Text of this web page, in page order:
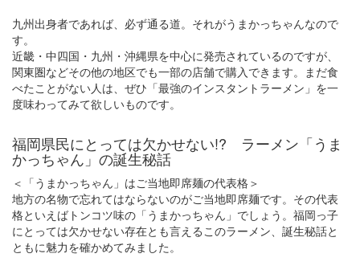
九州出身者であれば、必ず通る道。それがうまかっちゃんなので
す。
近畿・中四国・九州・沖縄県を中心に発売されているのですが、
関東圏などその他の地区でも一部の店舗で購入できます。まだ食
べたことがない人は、ぜひ「最強のインスタントラーメン」を一
度味わってみて欲しいものです。
福岡県民にとっては欠かせない!? ラーメン「うま
かっちゃん」の誕生秘話
＜「うまかっちゃん」はご当地即席麺の代表格＞
地方の名物で忘れてはならないのがご当地即席麺です。その代表
格といえばトンコツ味の「うまかっちゃん」でしょう。福岡っ子
にとっては欠かせない存在とも言えるこのラーメン、誕生秘話と
ともに魅力を確かめてみました。